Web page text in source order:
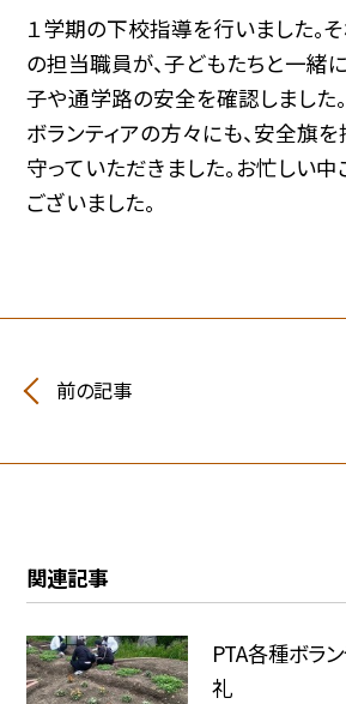
１学期の下校指導を行いました。
の担当職員が、子どもたちと一緒
子や通学路の安全を確認しました
ボランティアの方々にも、安全旗を
守っていただきました。お忙しい
ございました。
前の記事
関連記事
PTA各種ボラ
礼